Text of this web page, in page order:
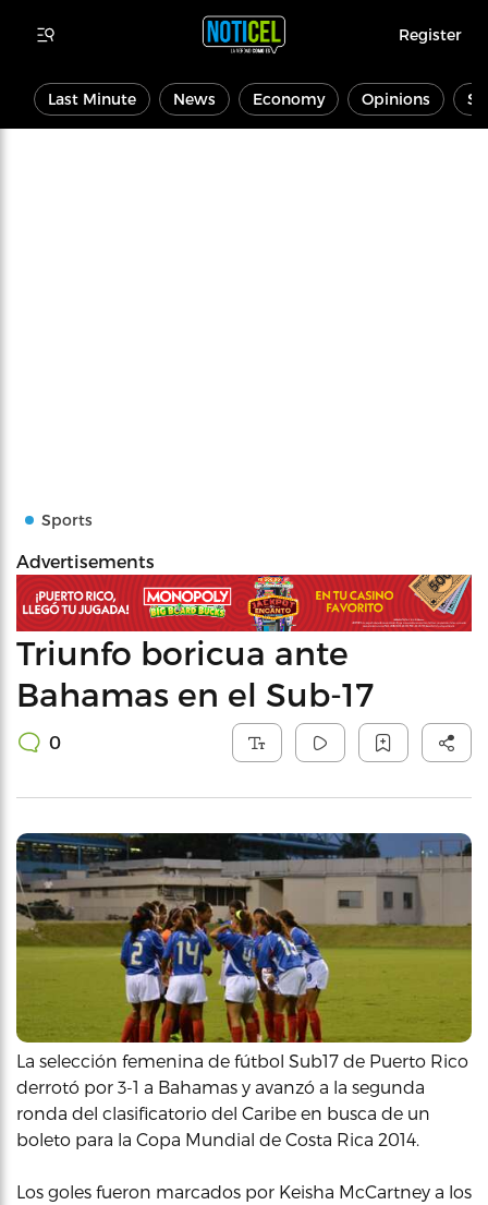
Register
Last Minute News Economy Opinions
Sports
Advertisements
Triunfo boricua ante
Bahamas en el Sub-17
0
La selección femenina de fútbol Sub17 de Puerto Rico
derrotó por 3-1 a Bahamas y avanzó a la segunda
ronda del clasificatorio del Caribe en busca de un
boleto para la Copa Mundial de Costa Rica 2014.
Los goles fueron marcados por Keisha McCartney a los